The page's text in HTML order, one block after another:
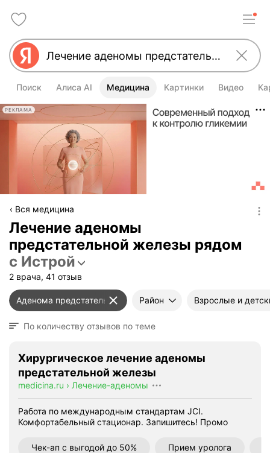
Поиск Алиса AI Медицина Картинки Видео
РЕКЛАМА
Вся медицина
Лечение аденомы
предстательной железы рядом
с Истрой
2 врача, 41 отзыв
Аденома предстательной железы
Район Взрослые и
По количеству отзывов по теме
Хирургическое лечение аденомы
предстательной железы
medicina.ru › Лечение-аденомы
Работа по международным стандартам JCI.
Комфортабельный стационар. Запишитесь! Промо
Чек-ап с выгодой до 50% Прием уролога